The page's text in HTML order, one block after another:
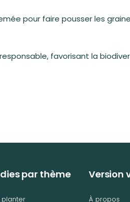
pour faire pousser les
favorisant la
par thème
planter
Version
À propos